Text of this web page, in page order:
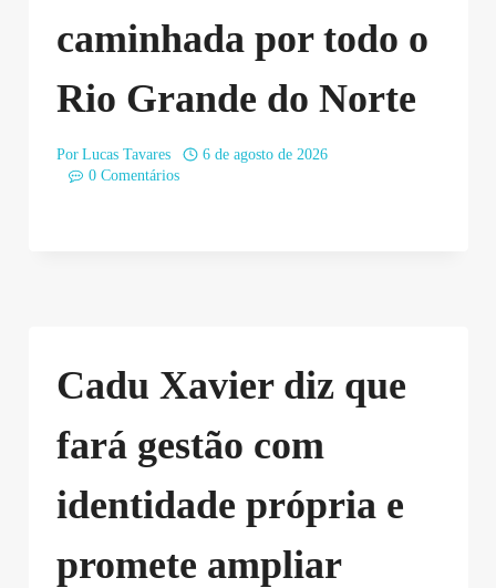
caminhada por todo o
Rio Grande do Norte
Por Lucas Tavares
6 de agosto de 2026
0 Comentários
Cadu Xavier diz que
fará gestão com
identidade própria e
promete ampliar